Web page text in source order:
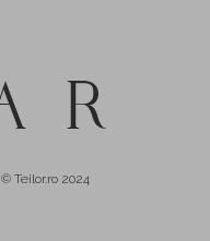
Teilor.ro 2024